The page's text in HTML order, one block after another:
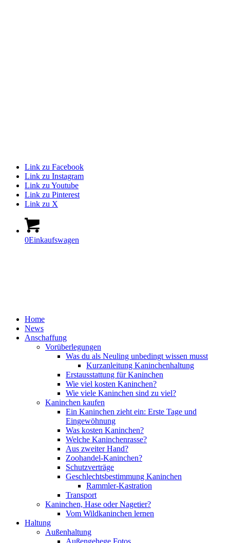
Link zu Facebook
Link zu Instagram
Link zu Youtube
Link zu Pinterest
Link zu X
0Einkaufswagen
Home
News
Anschaffung
Vorüberlegungen
Was du als Neuling unbedingt wissen musst
Kurzanleitung Kaninchenhaltung
Erstausstattung für Kaninchen
Wie viel kosten Kaninchen?
Wie viele Kaninchen sind zu viel?
Kaninchen kaufen
Ein Kaninchen zieht ein: Erste Tage und
Eingewöhnung
Was kosten Kaninchen?
Welche Kaninchenrasse?
Aus zweiter Hand?
Zoohandel-Kaninchen?
Schutzverträge
Geschlechtsbestimmung Kaninchen
Rammler-Kastration
Transport
Kaninchen, Hase oder Nagetier?
Vom Wildkaninchen lernen
Haltung
Außenhaltung
Außengehege Fotos